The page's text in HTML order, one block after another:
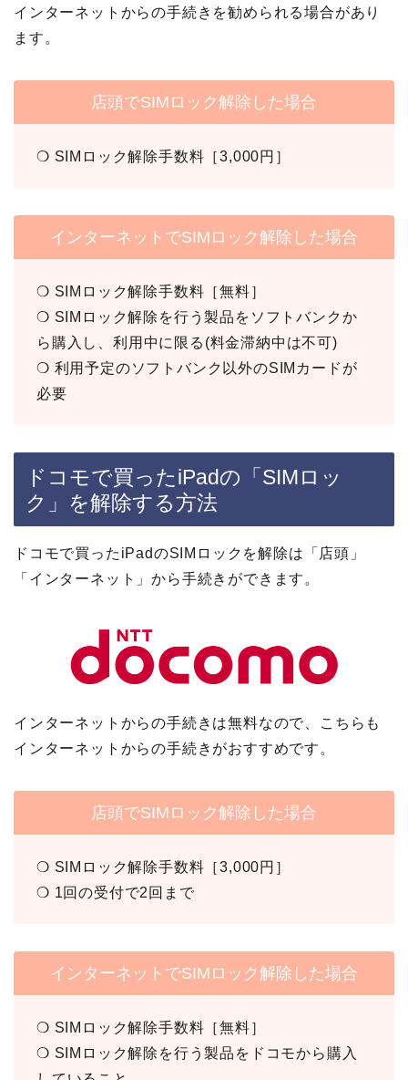
インターネットからの手続きを勧められる場合があり
ます。
店頭でSIMロック解除した場合
❍ SIMロック解除手数料［3,000円］
インターネットでSIMロック解除した場合
❍ SIMロック解除手数料［無料］
❍ SIMロック解除を行う製品をソフトバンクか
ら購入し、利用中に限る(料金滞納中は不可)
❍ 利用予定のソフトバンク以外のSIMカードが
必要
ドコモで買ったiPadの「SIMロッ
ク」を解除する方法
ドコモで買ったiPadのSIMロックを解除は「店頭」
「インターネット」から手続きができます。
インターネットからの手続きは無料なので、こちらも
インターネットからの手続きがおすすめです。
店頭でSIMロック解除した場合
❍ SIMロック解除手数料［3,000円］
❍ 1回の受付で2回まで
インターネットでSIMロック解除した場合
❍ SIMロック解除手数料［無料］
❍ SIMロック解除を行う製品をドコモから購入